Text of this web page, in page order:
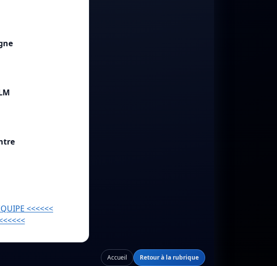
<<<<<<
Accueil Retour à la rubrique